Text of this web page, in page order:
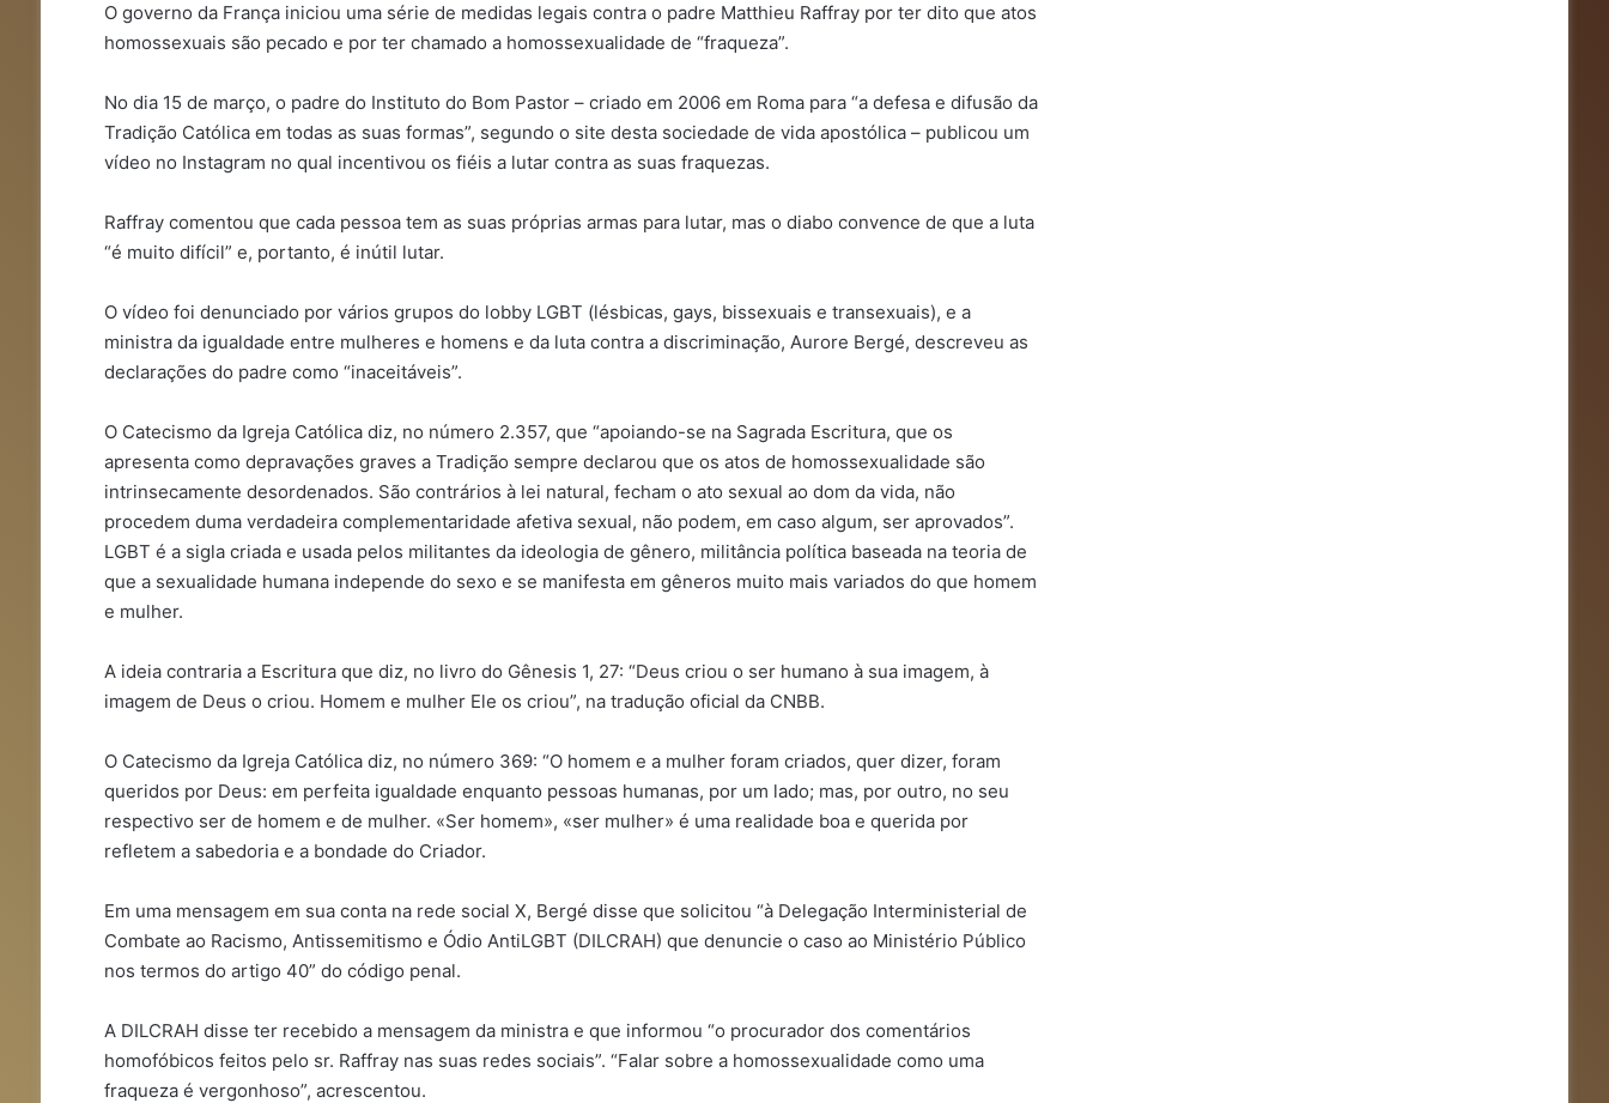
O governo da França iniciou uma série de medidas legais contra o padre Matthieu Raffray por ter dito que atos
homossexuais são pecado e por ter chamado a homossexualidade de “fraqueza”.
No dia 15 de março, o padre do Instituto do Bom Pastor – criado em 2006 em Roma para “a defesa e difusão da
Tradição Católica em todas as suas formas”, segundo o site desta sociedade de vida apostólica – publicou um
vídeo no Instagram no qual incentivou os fiéis a lutar contra as suas fraquezas.
Raffray comentou que cada pessoa tem as suas próprias armas para lutar, mas o diabo convence de que a luta
“é muito difícil” e, portanto, é inútil lutar.
O vídeo foi denunciado por vários grupos do lobby LGBT (lésbicas, gays, bissexuais e transexuais), e a
ministra da igualdade entre mulheres e homens e da luta contra a discriminação, Aurore Bergé, descreveu as
declarações do padre como “inaceitáveis”.
O Catecismo da Igreja Católica diz, no número 2.357, que “apoiando-se na Sagrada Escritura, que os
apresenta como depravações graves a Tradição sempre declarou que os atos de homossexualidade são
intrinsecamente desordenados. São contrários à lei natural, fecham o ato sexual ao dom da vida, não
procedem duma verdadeira complementaridade afetiva sexual, não podem, em caso algum, ser aprovados”.
LGBT é a sigla criada e usada pelos militantes da ideologia de gênero, militância política baseada na teoria de
que a sexualidade humana independe do sexo e se manifesta em gêneros muito mais variados do que homem
e mulher.
A ideia contraria a Escritura que diz, no livro do Gênesis 1, 27: “Deus criou o ser humano à sua imagem, à
imagem de Deus o criou. Homem e mulher Ele os criou”, na tradução oficial da CNBB.
O Catecismo da Igreja Católica diz, no número 369: “O homem e a mulher foram criados, quer dizer, foram
queridos por Deus: em perfeita igualdade enquanto pessoas humanas, por um lado; mas, por outro, no seu
respectivo ser de homem e de mulher. «Ser homem», «ser mulher» é uma realidade boa e querida por
refletem a sabedoria e a bondade do Criador.
Em uma mensagem em sua conta na rede social X, Bergé disse que solicitou “à Delegação Interministerial de
Combate ao Racismo, Antissemitismo e Ódio AntiLGBT (DILCRAH) que denuncie o caso ao Ministério Público
nos termos do artigo 40” do código penal.
A DILCRAH disse ter recebido a mensagem da ministra e que informou “o procurador dos comentários
homofóbicos feitos pelo sr. Raffray nas suas redes sociais”. “Falar sobre a homossexualidade como uma
fraqueza é vergonhoso”, acrescentou.